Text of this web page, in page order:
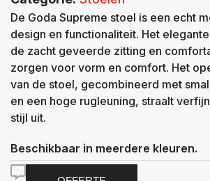
De Goda Supreme stoel is een echt
design en functionaliteit. Het
de zacht geveerde zitting en
zorgen voor vorm en comfort. Het
van de stoel, gecombineerd met
en een hoge rugleuning, straalt
stijl uit.
Beschikbaar in meerdere kleuren.